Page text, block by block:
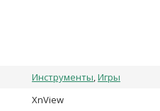
Инструменты,Игры
XnView